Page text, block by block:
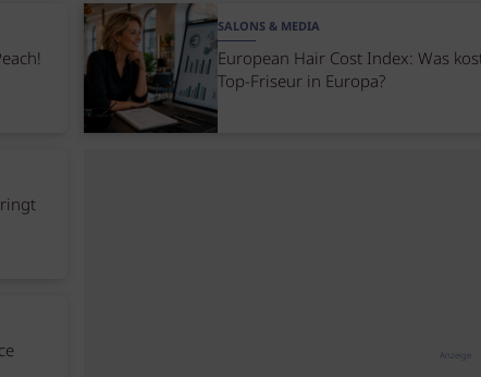
SALONS & MEDIA
European Hair Cost Index: Was
Top-Friseur in Europa?
Anzeige